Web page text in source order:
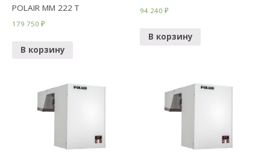
POLAIR MМ 222 T
179 750₽
В корзину
94 240₽
В корзину